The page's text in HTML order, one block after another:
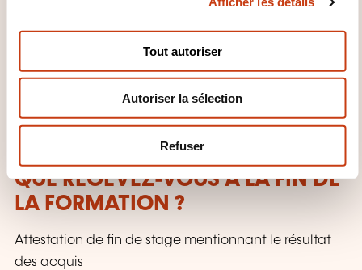
n
Tout autoriser
Autoriser la sélection
Refuser
pratique minimum. Chaque point théorique est
COMMENT L’ÉVALUATION EST-
ELLE ORGANISÉE ?
Contrôle continu
QUE RECEVEZ-VOUS À LA FIN DE
LA FORMATION ?
Attestation de fin de stage mentionnant le résultat
des acquis